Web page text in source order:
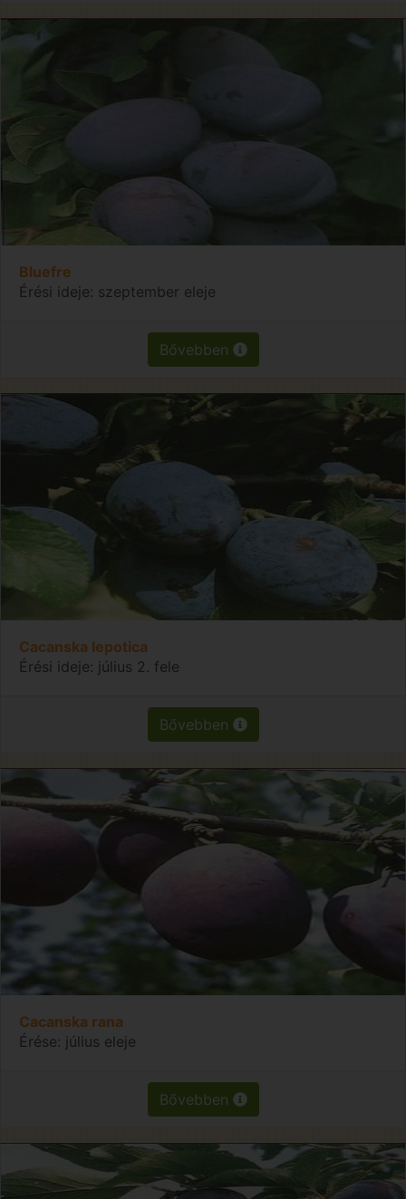
Bluefre
Érési ideje: szeptember eleje
Bővebben
Cacanska lepotica
Érési ideje: július 2. fele
Bővebben
Cacanska rana
Érése: július eleje
Bővebben